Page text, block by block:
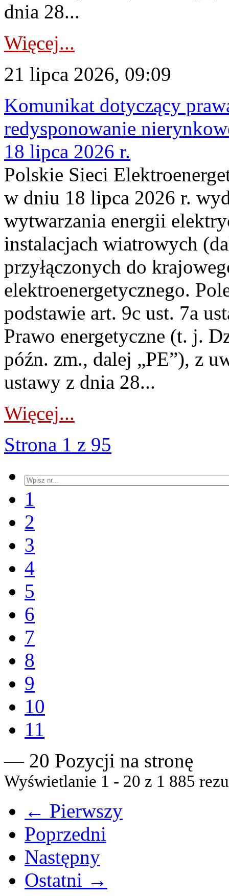
dnia 28...
Więcej...
21 lipca 2026, 09:09
Komunikat dotyczący
redysponowanie
18 lipca 2026 r.
Polskie Sieci
w dniu 18 lipca 2026 r.
wytwarzania energii
instalacjach wiatrowych
przyłączonych do
elektroenergetycznego.
podstawie art. 9c ust. 7a
Prawo energetyczne (t. j.
późn. zm., dalej „PE”), z
ustawy z dnia 28...
Więcej...
Strona 1 z 95
1
2
3
4
5
6
7
8
9
10
11
— 20 Pozycji na stronę
Wyświetlanie 1 - 20 z 1 885
← Pierwszy
Poprzedni
Następny
Ostatni →